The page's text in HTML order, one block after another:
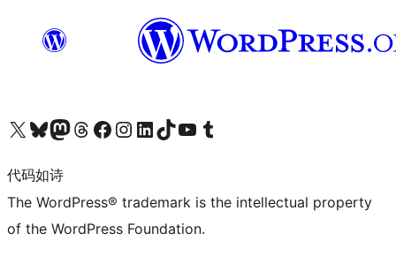
关注我们的 X（原 Twitter）账号访问我们的 Bluesky 账号关注我们的 Mastodon 账号访问我们的 Threads 账号 访问我们的 Facebook 公共主页关注我们的 Instagram 账号 关注我们的 LinkedIn 主页访问我们的 TikTok 账号访问我们的 YouTube 频道 访问我们的 Tumblr 账号
代码如诗
The WordPress® trademark is the intellectual property
of the WordPress Foundation.